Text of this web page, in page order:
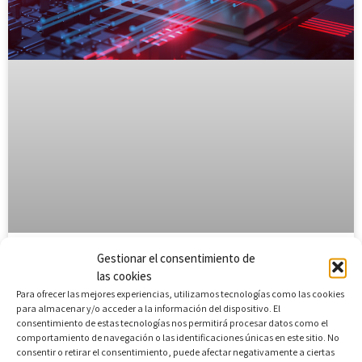
Gestionar el consentimiento de
las cookies
Para ofrecer las mejores experiencias, utilizamos tecnologías como las cookies
para almacenar y/o acceder a la información del dispositivo. El
consentimiento de estas tecnologías nos permitirá procesar datos como el
comportamiento de navegación o las identificaciones únicas en este sitio. No
consentir o retirar el consentimiento, puede afectar negativamente a ciertas
Ciberseguridad para
adolescentes
VER RECURSO